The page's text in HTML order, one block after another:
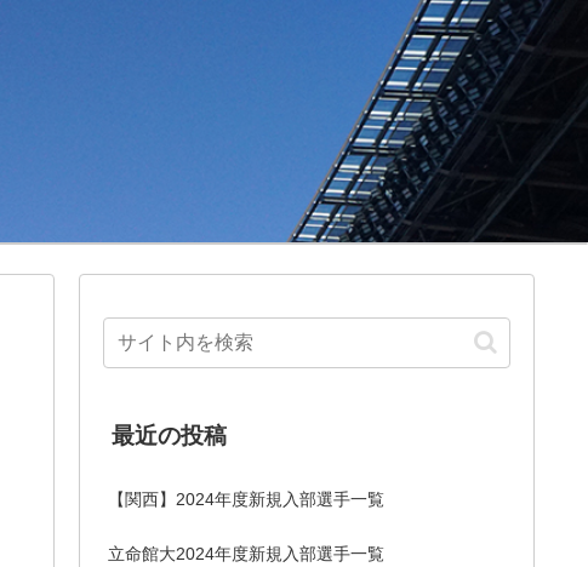
最近の投稿
【関西】2024年度新規入部選手一覧
立命館大2024年度新規入部選手一覧